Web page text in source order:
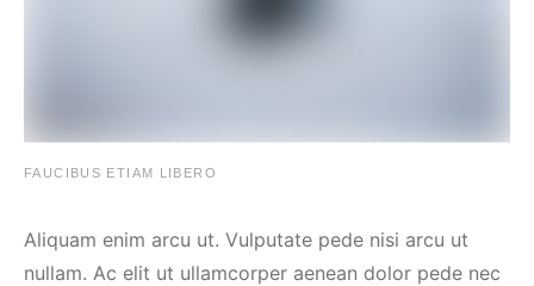
FAUCIBUS ETIAM LIBERO
Aliquam enim arcu ut. Vulputate pede nisi arcu ut
nullam. Ac elit ut ullamcorper aenean dolor pede nec